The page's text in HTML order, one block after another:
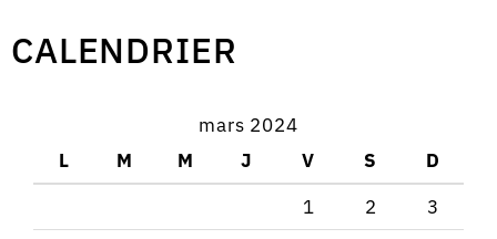
CALENDRIER
mars 2024
L
M M J V S
D
1
2
3